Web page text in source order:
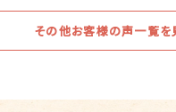
その他お客様の声一覧を